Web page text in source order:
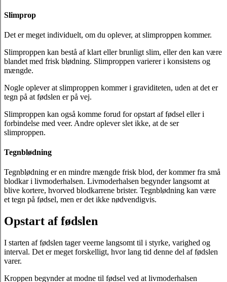
Slimprop
Det er meget individuelt, om du oplever, at slimproppen kommer.
Slimproppen kan bestå af klart eller brunligt slim, eller den kan være
blandet med frisk blødning. Slimproppen varierer i konsistens og
mængde.
Nogle oplever at slimproppen kommer i graviditeten, uden at det er
tegn på at fødslen er på vej.
Slimproppen kan også komme forud for opstart af fødsel eller i
forbindelse med veer. Andre oplever slet ikke, at de ser
slimproppen.
Tegnblødning
Tegnblødning er en mindre mængde frisk blod, der kommer fra små
blodkar i livmoderhalsen. Livmoderhalsen begynder langsomt at
blive kortere, hvorved blodkarrene brister. Tegnblødning kan være
et tegn på fødsel, men er det ikke nødvendigvis.
Opstart af fødslen
I starten af fødslen tager veerne langsomt til i styrke, varighed og
interval. Det er meget forskelligt, hvor lang tid denne del af fødslen
varer.
Kroppen begynder at modne til fødsel ved at livmoderhalsen